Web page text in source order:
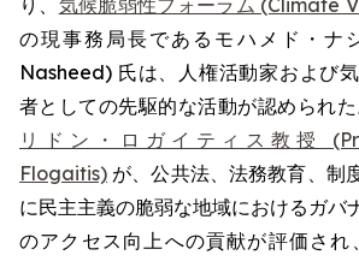
り、 気候脆弱性フォーラム (Climate
の現事務局長であるモハメド・ナ
Nasheed) 氏は、人権活動家および
者としての先駆的な活動が認められた
リドン・ロガイティス教授
Flogaitis) が、公共法、法務教育、制
に民主主義の脆弱な地域におけるガバ
のアクセス向上への貢献が評価され